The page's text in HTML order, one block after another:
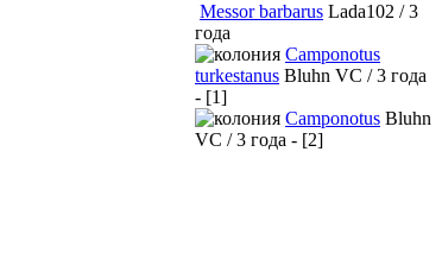
Messor barbarus Lada102 / 3
года
Camponotus
turkestanus Bluhn VC / 3 года
- [1]
Camponotus Bluhn
VC / 3 года - [2]